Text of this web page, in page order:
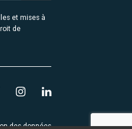
et mises à
de
des données